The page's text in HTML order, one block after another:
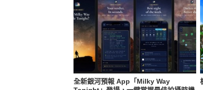
全新銀河預報 App「Milky Way